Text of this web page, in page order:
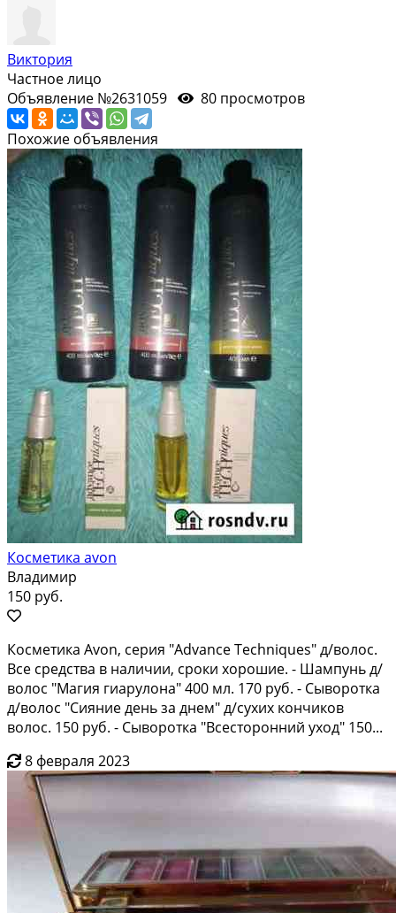
Виктория
Частное лицо
Объявление №2631059
80 просмотров
Похожие объявления
Косметика avon
Владимир
150 руб.
Косметика Avon, серия "Advance Techniques" д/волос.
Все средства в наличии, сроки хорошие. - Шампунь д/
волос "Магия гиарулона" 400 мл. 170 руб. - Сыворотка
д/волос "Сияние день за днем" д/сухих кончиков
волос. 150 руб. - Сыворотка "Всесторонний уход" 150...
8 февраля 2023